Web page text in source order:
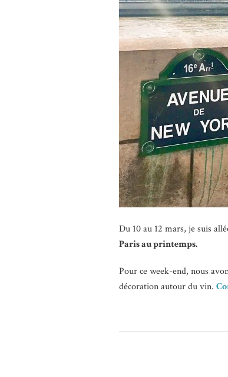
Du 10 au 12 mars, je suis
Paris au printemps.
Pour ce week-end, nous
décoration autour du vin.